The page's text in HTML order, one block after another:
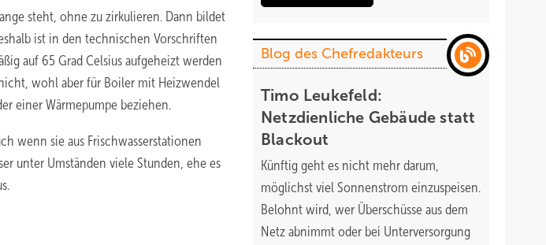
steht, ohne zu zirkulieren. Dann bildet
ist in den technischen Vorschriften
auf 65 Grad Celsius aufgeheizt werden
wohl aber für Boiler mit Heizwendel
einer Wärmepumpe beziehen.
wenn sie aus Frischwasserstationen
unter Umständen viele Stunden, ehe es
Blog des Chefredakteurs
Timo Leukefeld:
Netzdienliche Gebäude statt
Blackout
Künftig geht es nicht mehr darum,
möglichst viel Sonnenstrom einzuspeisen.
Belohnt wird, wer Überschüsse aus dem
Netz abnimmt oder bei Unterversorgung